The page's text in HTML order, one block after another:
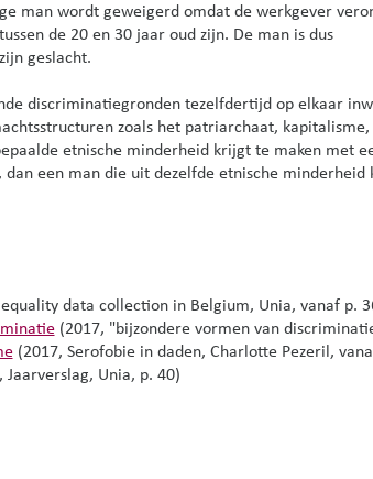
man wordt geweigerd omdat de werkgever
tussen de 20 en 30 jaaroud zijn. De man is dus
geslacht.
discriminatiegronden tezelfdertijd op elkaar
zoals het patriarchaat, kapitalisme,
etnische minderheid krijgt te maken met
een man die uit dezelfde etnische minderheid
data collection in Belgium, Unia, vanaf p.
(2017, "bijzondere vormen van
(2017, Serofobie in daden, Charlotte Pezeril,
Jaarverslag, Unia, p. 40)